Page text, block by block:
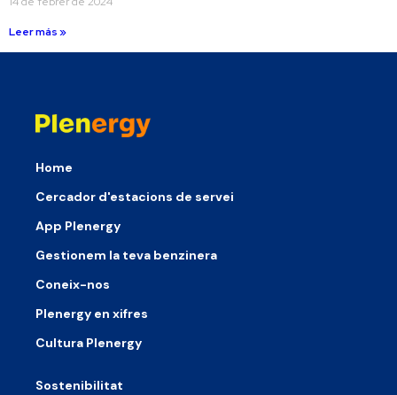
Leer más »
Home
Cercador d'estacions de servei
App Plenergy
Gestionem la teva benzinera
Coneix-nos
Plenergy en xifres
Cultura Plenergy
Sostenibilitat